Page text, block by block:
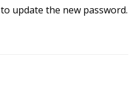
to update the new password.